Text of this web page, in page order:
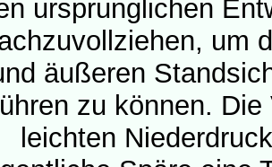
ursprunglichen
um
äußeren
zu können.
leichten